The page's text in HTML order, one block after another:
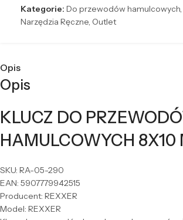
Kategorie: Do przewodów hamulcowych,
Narzędzia Ręczne, Outlet
Opis
Opis
KLUCZ DO
HAMULCOWYCH 8X10
SKU: RA-05-290
EAN: 5907779942515
Producent: REXXER
Model: REXXER